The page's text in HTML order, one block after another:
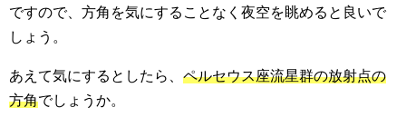
ですので、方角を気にすることなく夜空を眺めると良いで
しょう。
あえて気にするとしたら、 ペルセウス座流星群の放射点の
方角でしょうか。